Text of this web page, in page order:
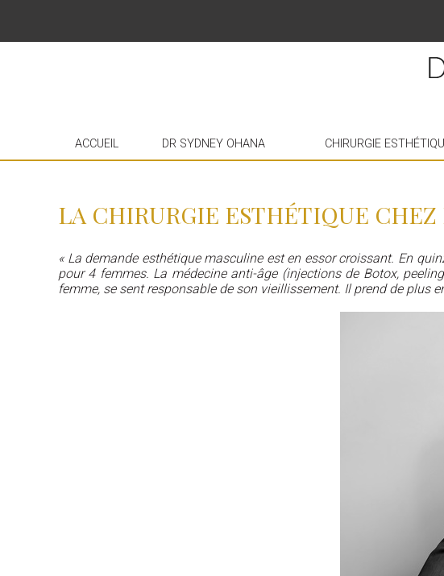
ACCUEIL DR SYDNEY OHANA CHIRURGIE
LA CHIRURGIE ESTHÉTIQUE CHEZ
« La demande esthétique masculine est en essor croissant. En
pour 4 femmes. La médecine anti-âge (injections de Botox,
femme, se sent responsable de son vieillissement. Il prend de plus